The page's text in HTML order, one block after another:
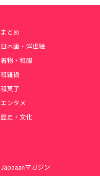
まとめ
日本画・浮世絵
着物・和服
和雑貨
和菓子
エンタメ
歴史・文化
Japaaanマガジン